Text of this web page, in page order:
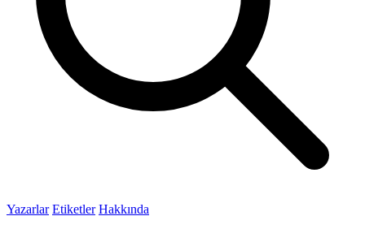
Yazarlar Etiketler Hakkında